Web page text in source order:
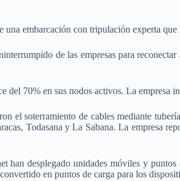
embarcación con tripulación experta
de las empresas para
del 70% en sus nodos activos. La
el soterramiento de cables mediante
Todasana y La Sabana. La empresa
desplegado unidades móviles y
en puntos de carga para los